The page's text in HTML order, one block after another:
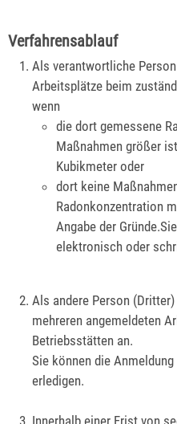
Verfahrensablauf
Als verantwortliche
Arbeitsplätze beim
wenn
die dort gemessene
Maßnahmen größer
Kubikmeter oder
dort keine
Radonkonzentration
Angabe der
elektronisch oder
Als andere Person
mehreren angemeldeten
Betriebsstätten an.
Sie können die
erledigen.
Innerhalb einer Frist von